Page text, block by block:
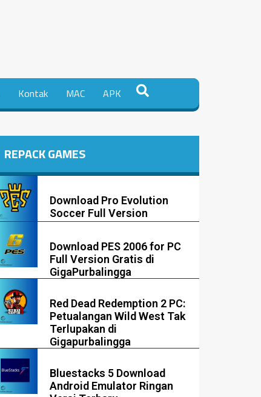
Kontak MAC APK
REPACK GAMES
Download Pro Evolution
Soccer Full Version
Download PES 2006 for PC
Full Version Gratis di
GigaPurbalingga
Red Dead Redemption 2 PC:
Petualangan Wild West Tak
Terlupakan di
Gigapurbalingga
Bluestacks 5 Download
Android Emulator Ringan